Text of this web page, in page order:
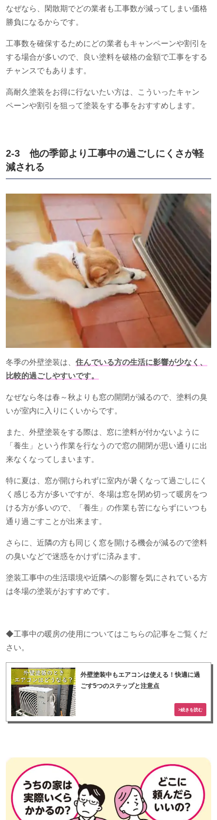
なぜなら、閑散期でどの業者も工事数が減ってしまい価格
勝負になるからです。
工事数を確保するためにどの業者もキャンペーンや割引を
する場合が多いので、良い塗料を破格の金額で工事をする
チャンスでもあります。
高耐久塗装をお得に行ないたい方は、こういったキャン
ペーンや割引を狙って塗装をする事をおすすめします。
2-3 他の季節より工事中の過ごしにくさが軽
減される
冬季の外壁塗装は、 住んでいる方の生活に影響が少なく、
比較的過ごしやすいです。
なぜなら冬は春～秋よりも窓の開閉が減るので、塗料の臭
いが室内に入りにくいからです。
また、外壁塗装をする際は、窓に塗料が付かないように
「養生」という作業を行なうので窓の開閉が思い通りに出
来なくなってしまいます。
特に夏は、窓が開けられずに室内が暑くなって過ごしにく
く感じる方が多いですが、冬場は窓を閉め切って暖房をつ
ける方が多いので、「養生」の作業も苦にならずにいつも
通り過ごすことが出来ます。
さらに、近隣の方も同じく窓を開ける機会が減るので塗料
の臭いなどで迷惑をかけずに済みます。
塗装工事中の生活環境や近隣への影響を気にされている方
は冬場の塗装がおすすめです。
◆工事中の暖房の使用についてはこちらの記事をご覧くだ
さい。
外壁塗装中もエアコンは使える！快適に過
ごす5つのステップと注意点